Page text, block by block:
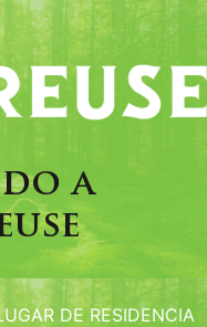
a
DE RESIDENCIA